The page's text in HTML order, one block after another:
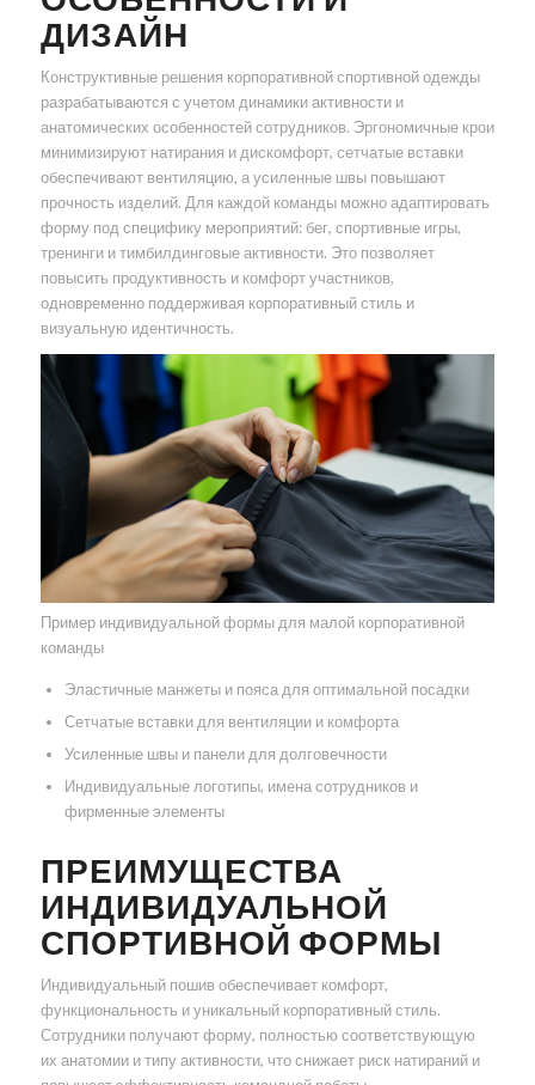
ДИЗАЙН
Конструктивные решения корпоративной спортивной одежды
разрабатываются с учетом динамики активности и
анатомических особенностей сотрудников. Эргономичные крои
минимизируют натирания и дискомфорт, сетчатые вставки
обеспечивают вентиляцию, а усиленные швы повышают
прочность изделий. Для каждой команды можно адаптировать
форму под специфику мероприятий: бег, спортивные игры,
тренинги и тимбилдинговые активности. Это позволяет
повысить продуктивность и комфорт участников,
одновременно поддерживая корпоративный стиль и
визуальную идентичность.
Пример индивидуальной формы для малой корпоративной
команды
Эластичные манжеты и пояса для оптимальной посадки
Сетчатые вставки для вентиляции и комфорта
Усиленные швы и панели для долговечности
Индивидуальные логотипы, имена сотрудников и
фирменные элементы
ПРЕИМУЩЕСТВА
ИНДИВИДУАЛЬНОЙ
СПОРТИВНОЙ ФОРМЫ
Индивидуальный пошив обеспечивает комфорт,
функциональность и уникальный корпоративный стиль.
Сотрудники получают форму, полностью соответствующую
их анатомии и типу активности, что снижает риск натираний и